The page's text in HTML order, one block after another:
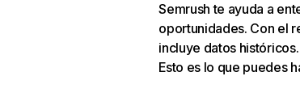
Semrush te ayuda a
oportunidades. Con el
incluye datos históricos.
Esto es lo que puedes